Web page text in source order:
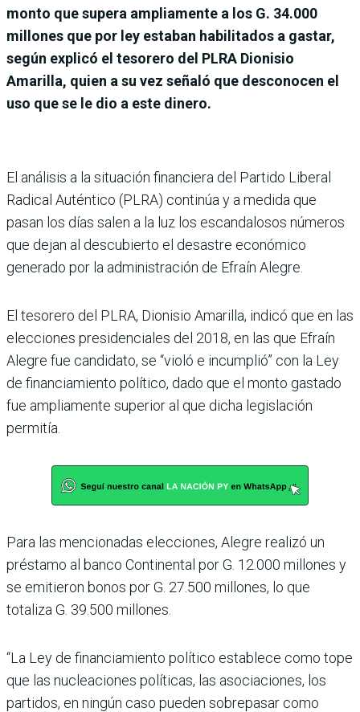
monto que supera ampliamente a los G. 34.000
millones que por ley estaban habilitados a gastar,
según explicó el tesorero del PLRA Dionisio
Amarilla, quien a su vez señaló que desconocen el
uso que se le dio a este dinero.
El análisis a la situación financiera del Par­tido Liberal
Radical Auténtico (PLRA) continúa y a medida que
pasan los días salen a la luz los escandalosos números
que dejan al descu­bierto el desastre económico
generado por la administra­ción de Efraín Alegre.
El tesorero del PLRA, Dioni­sio Amarilla, indicó que en las
elecciones presidenciales del 2018, en las que Efraín
Ale­gre fue candidato, se “violó e incumplió” con la Ley
de finan­ciamiento político, dado que el monto gastado
fue amplia­mente superior al que dicha legislación
permitía.
Para las mencionadas eleccio­nes, Alegre realizó un
préstamo al banco Continental por G. 12.000 millones y
se emitieron bonos por G. 27.500 millones, lo que
totaliza G. 39.500 millones.
“La Ley de financiamiento polí­tico establece como tope
que las nucleaciones políticas, las asociaciones, los
partidos, en ningún caso pueden sobrepa­sar como